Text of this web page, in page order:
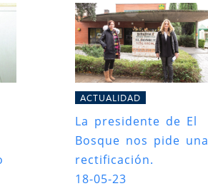
ACTUALIDAD
La presidente de El
Bosque nos pide una
rectificación.
18-05-23